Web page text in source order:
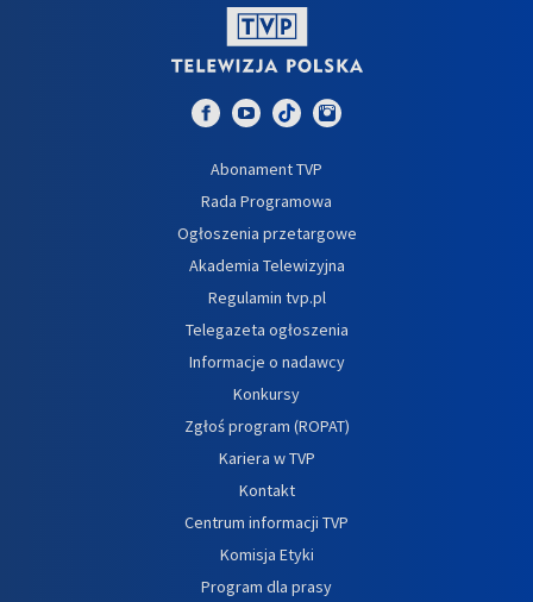
Abonament TVP
Rada Programowa
Ogłoszenia przetargowe
Akademia Telewizyjna
Regulamin tvp.pl
Telegazeta ogłoszenia
Informacje o nadawcy
Konkursy
Zgłoś program (ROPAT)
Kariera w TVP
Kontakt
Centrum informacji TVP
Komisja Etyki
Program dla prasy